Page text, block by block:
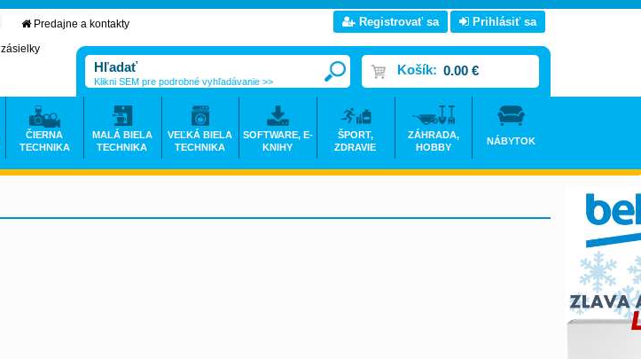
Predajne a kontakty
Registrovať sa Prihlásiť sa
Košík: 0.00 €
Klikni SEM pre podrobné vyhľadávanie >>
ČIERNA
TECHNIKA
MALÁ BIELA
TECHNIKA
VEĽKÁ BIELA
TECHNIKA
SOFTWARE, E-
KNIHY
ŠPORT,
ZDRAVIE
ZÁHRADA,
HOBBY
NÁBYTOK